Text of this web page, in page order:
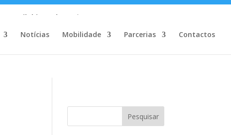
MailChimp.php on line
Notícias Mobilidade Parcerias Contactos